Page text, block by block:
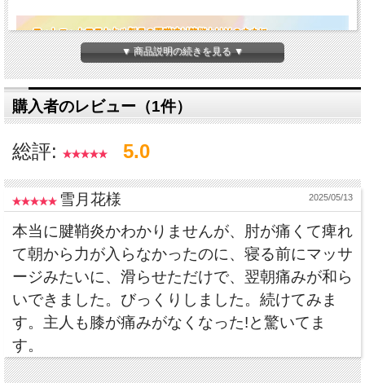
今までにない体感型ヒーリ
ングツール
フォトニックフラクタル・
ヒーリングマウス
▼ 商品説明の続きを見る ▼
購入者のレビュー（1件）
総評: 5.0
雪月花様 2025/05/13
本当に腱鞘炎かわかりませんが、肘が痛くて痺れ
て朝から力が入らなかったのに、寝る前にマッサ
ージみたいに、滑らせただけで、翌朝痛みが和ら
いできました。びっくりしました。続けてみま
す。主人も膝が痛みがなくなった!と驚いてま
す。